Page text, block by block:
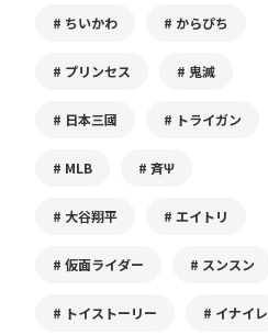
ちいかわ からぴち
プリンセス 鬼滅
日本三國 トライガン
MLB 斉Ψ
大谷翔平 エイトリ
仮面ライダー スンスン
トイストーリー イナイレ